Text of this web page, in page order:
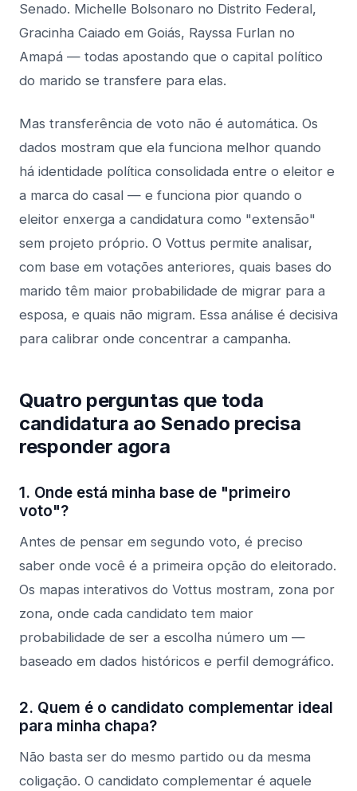
Senado. Michelle Bolsonaro no Distrito Federal,
Gracinha Caiado em Goiás, Rayssa Furlan no
Amapá — todas apostando que o capital político
do marido se transfere para elas.
Mas transferência de voto não é automática. Os
dados mostram que ela funciona melhor quando
há identidade política consolidada entre o eleitor e
a marca do casal — e funciona pior quando o
eleitor enxerga a candidatura como "extensão"
sem projeto próprio. O Vottus permite analisar,
com base em votações anteriores, quais bases do
marido têm maior probabilidade de migrar para a
esposa, e quais não migram. Essa análise é decisiva
para calibrar onde concentrar a campanha.
Quatro perguntas que toda
candidatura ao Senado precisa
responder agora
1. Onde está minha base de "primeiro
voto"?
Antes de pensar em segundo voto, é preciso
saber onde você é a primeira opção do eleitorado.
Os mapas interativos do Vottus mostram, zona por
zona, onde cada candidato tem maior
probabilidade de ser a escolha número um —
baseado em dados históricos e perfil demográfico.
2. Quem é o candidato complementar ideal
para minha chapa?
Não basta ser do mesmo partido ou da mesma
coligação. O candidato complementar é aquele